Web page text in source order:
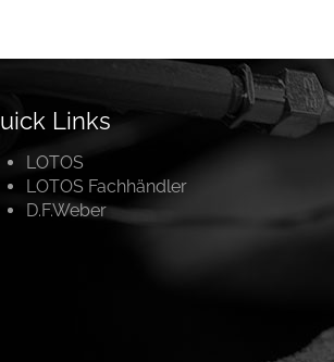
Links
LOTOS
LOTOS Fachhändler
D.F.Weber